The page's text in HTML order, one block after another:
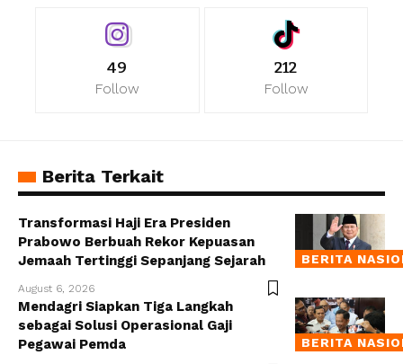
49
Follow
212
Follow
Berita Terkait
BERITA
Transformasi Haji Era Presiden
Prabowo Berbuah Rekor Kepuasan
Jemaah Tertinggi Sepanjang Sejarah
August 6, 2026
BERITA
Mendagri Siapkan Tiga Langkah
sebagai Solusi Operasional Gaji
Pegawai Pemda